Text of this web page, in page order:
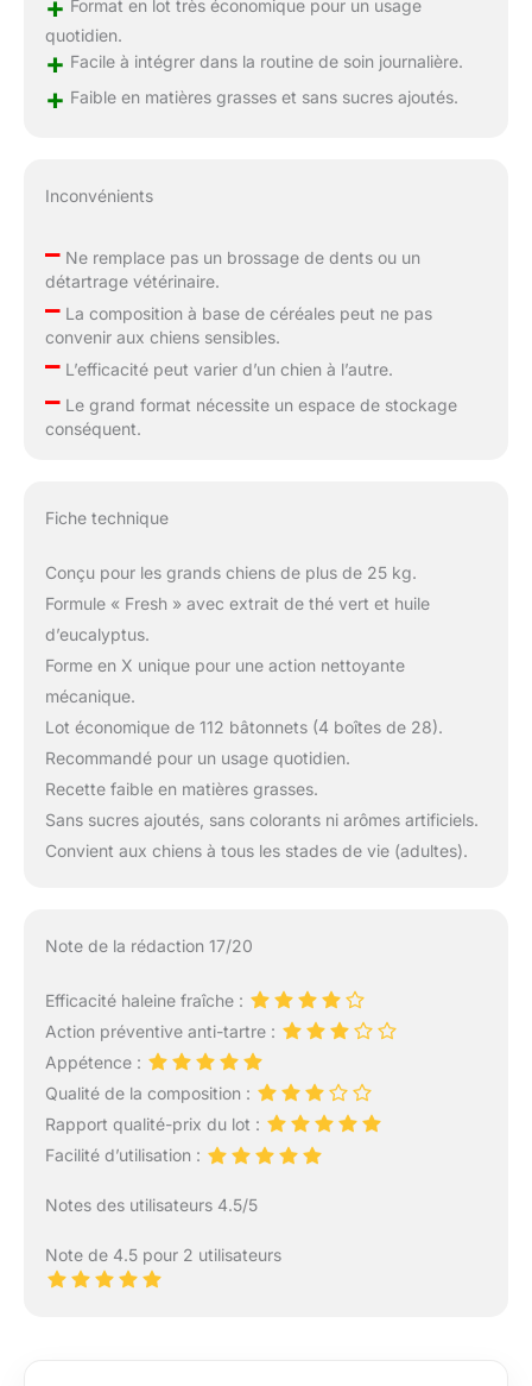
+ Format en lot très économique pour un usage
quotidien.
+ Facile à intégrer dans la routine de soin journalière.
+ Faible en matières grasses et sans sucres ajoutés.
Inconvénients
–Ne remplace pas un brossage de dents ou un
détartrage vétérinaire.
–La composition à base de céréales peut ne pas
convenir aux chiens sensibles.
–L’efficacité peut varier d’un chien à l’autre.
–Le grand format nécessite un espace de stockage
conséquent.
Fiche technique
Conçu pour les grands chiens de plus de 25 kg.
Formule « Fresh » avec extrait de thé vert et huile
d’eucalyptus.
Forme en X unique pour une action nettoyante
mécanique.
Lot économique de 112 bâtonnets (4 boîtes de 28).
Recommandé pour un usage quotidien.
Recette faible en matières grasses.
Sans sucres ajoutés, sans colorants ni arômes artificiels.
Convient aux chiens à tous les stades de vie (adultes).
Note de la rédaction 17/20
Efficacité haleine fraîche :
Action préventive anti-tartre :
Appétence :
Qualité de la composition :
Rapport qualité-prix du lot :
Facilité d’utilisation :
Notes des utilisateurs 4.5/5
Note de 4.5 pour 2 utilisateurs